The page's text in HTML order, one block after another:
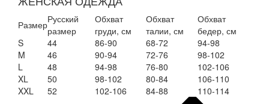
7169
PISTACHIO
GREEN
РазмерРусский
размер
Обхват
груди, см
Обхват
талии, см
Обхват
бедер, см
S
44 86-90 68-72
94-98
M
46 90-94 72-76
98-102
L
48 94-98 76-80
102-106
XL
50 98-102 80-84
106-110
XXL
52 102-106 84-88 110-114